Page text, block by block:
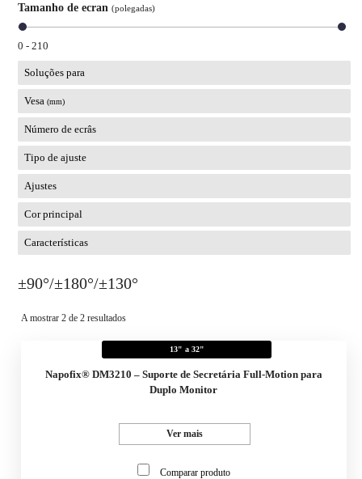
Tamanho de ecran(polegadas)
0 - 210
Soluções para
Vesa (mm)
Número de ecrâs
Tipo de ajuste
Ajustes
Cor principal
Características
±90°/±180°/±130°
A mostrar 2 de 2 resultados
13" a 32"
Napofix® DM3210 – Suporte de Secretária Full-Motion para
Duplo Monitor
Ver mais
Comparar produto